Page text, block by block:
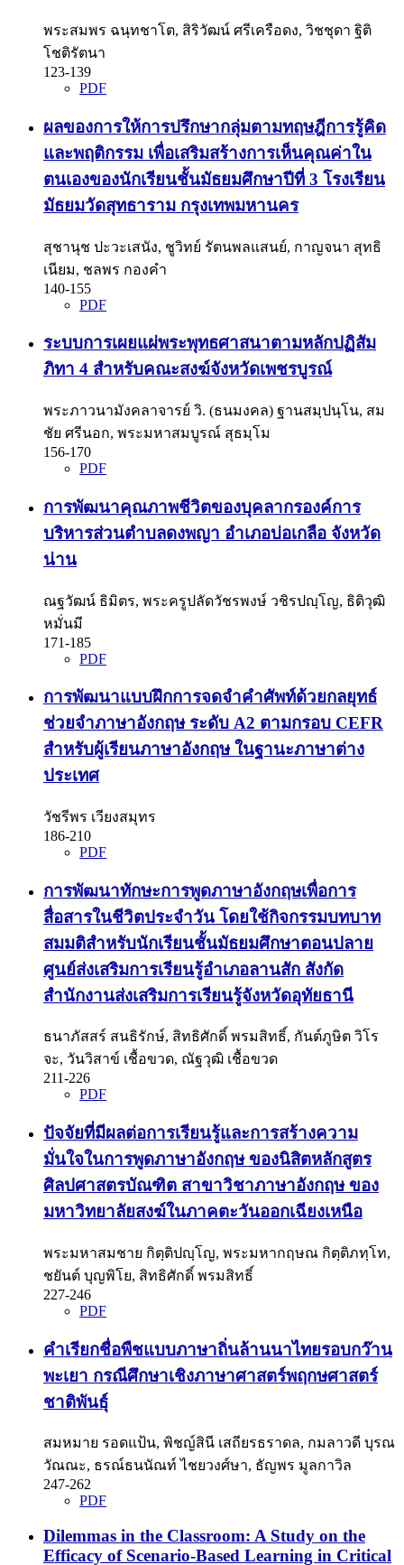
พระสมพร ฉนฺทชาโต, สิริวัฒน์ ศรีเครือดง, วิชชุดา ฐิติ
โชติรัตนา
123-139
PDF
ผลของการให้การปรึกษากลุ่มตามทฤษฎีการรู้คิด
และพฤติกรรม เพื่อเสริมสร้างการเห็นคุณค่าใน
ตนเองของนักเรียนชั้นมัธยมศึกษาปีที่ 3 โรงเรียน
มัธยมวัดสุทธาราม กรุงเทพมหานคร
สุชานุช ปะวะเสนัง, ชูวิทย์ รัตนพลแสนย์, กาญจนา สุทธิ
เนียม, ชลพร กองคำ
140-155
PDF
ระบบการเผยแผ่พระพุทธศาสนาตามหลักปฏิสัม
ภิทา 4 สำหรับคณะสงฆ์จังหวัดเพชรบูรณ์
พระภาวนามังคลาจารย์ วิ. (ธนมงคล) ฐานสมฺปนฺโน, สม
ชัย ศรีนอก, พระมหาสมบูรณ์ สุธมฺโม
156-170
PDF
การพัฒนาคุณภาพชีวิตของบุคลากรองค์การ
บริหารส่วนตำบลดงพญา อำเภอบ่อเกลือ จังหวัด
น่าน
ณฐวัฒน์ ธิมิตร, พระครูปลัดวัชรพงษ์ วชิรปญฺโญ, ธิติวุฒิ
หมั่นมี
171-185
PDF
การพัฒนาแบบฝึกการจดจำคำศัพท์ด้วยกลยุทธ์
ช่วยจำภาษาอังกฤษ ระดับ A2 ตามกรอบ CEFR
สำหรับผู้เรียนภาษาอังกฤษ ในฐานะภาษาต่าง
ประเทศ
วัชรีพร เวียงสมุทร
186-210
PDF
การพัฒนาทักษะการพูดภาษาอังกฤษเพื่อการ
สื่อสารในชีวิตประจำวัน โดยใช้กิจกรรมบทบาท
สมมติสำหรับนักเรียนชั้นมัธยมศึกษาตอนปลาย
ศูนย์ส่งเสริมการเรียนรู้อำเภอลานสัก สังกัด
สำนักงานส่งเสริมการเรียนรู้จังหวัดอุทัยธานี
ธนาภัสสร์ สนธิรักษ์, สิทธิศักดิ์ พรมสิทธิ์, กันต์ภูษิต วิโร
จะ, วันวิสาข์ เชื้อขวด, ณัฐวุฒิ เชื้อขวด
211-226
PDF
ปัจจัยที่มีผลต่อการเรียนรู้และการสร้างความ
มั่นใจในการพูดภาษาอังกฤษ ของนิสิตหลักสูตร
ศิลปศาสตรบัณฑิต สาขาวิชาภาษาอังกฤษ ของ
มหาวิทยาลัยสงฆ์ในภาคตะวันออกเฉียงเหนือ
พระมหาสมชาย กิตฺติปญฺโญ, พระมหากฤษณ กิตฺติภทฺโท,
ชยันต์ บุญพิโย, สิทธิศักดิ์ พรมสิทธิ์
227-246
PDF
คำเรียกชื่อพืชแบบภาษาถิ่นล้านนาไทยรอบกว๊าน
พะเยา กรณีศึกษาเชิงภาษาศาสตร์พฤกษศาสตร์
ชาติพันธุ์
สมหมาย รอดแป้น, พิชญ์สินี เสถียรธราดล, กมลาวดี บุรณ
วัณณะ, ธรณ์ธนนัณท์ ไชยวงศ์ษา, ธัญพร มูลกาวิล
247-262
PDF
Dilemmas in the Classroom: A Study on the
Efficacy of Scenario-Based Learning in Critical